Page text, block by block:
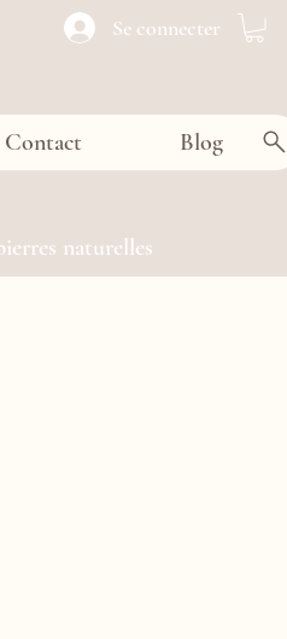
Se connecter
Contact Blog
naturelles